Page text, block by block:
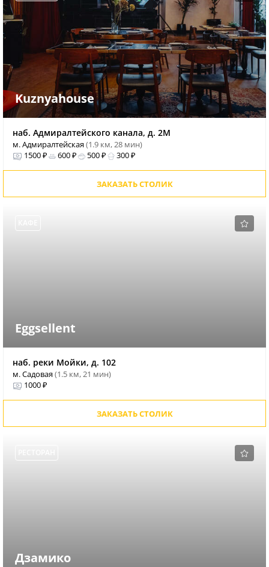
Kuznyahouse
наб. Адмиралтейского канала, д. 2М
м. Адмиралтейская(1.9 км, 28 мин)
1500 ₽
600 ₽ 500 ₽ 300 ₽
ЗАКАЗАТЬ СТОЛИК
Eggsellent
наб. реки Мойки, д. 102
м. Садовая(1.5 км, 21 мин)
1000 ₽
ЗАКАЗАТЬ СТОЛИК
Дзамико